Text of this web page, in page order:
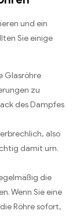
und ein
Sie einige
Glasröhre
zu
des Dampfes
also
damit um.
die
Wenn Sie eine
Röhre sofort,